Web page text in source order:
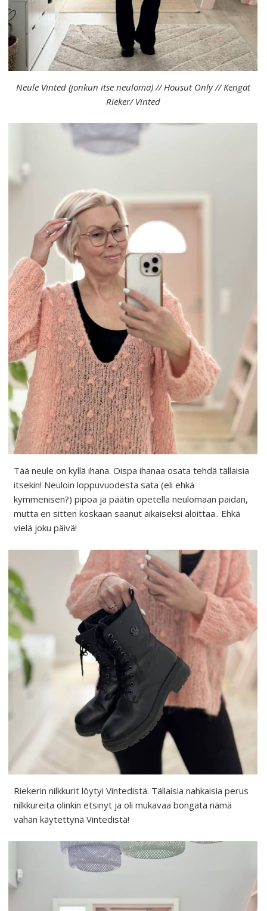
Neule Vinted (jonkun itse neuloma) // Housut Only // Kengät
Rieker/ Vinted
Tää neule on kyllä ihana. Oispa ihanaa osata tehdä tällaisia
itsekin! Neuloin loppuvuodesta sata (eli ehkä
kymmenisen?) pipoa ja päätin opetella neulomaan paidan,
mutta en sitten koskaan saanut aikaiseksi aloittaa.. Ehkä
vielä joku päivä!
Riekerin nilkkurit löytyi Vintedistä. Tällaisia nahkaisia perus
nilkkureita olinkin etsinyt ja oli mukavaa bongata nämä
vähän käytettynä Vintedistä!